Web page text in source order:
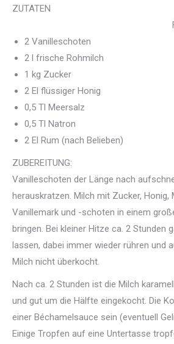
ZUTATEN
2 Vanilleschoten
2 l frische Rohmilch
1 kg Zucker
2 El flüssiger Honig
0,5 Tl Meersalz
0,5 Tl Natron
2 El Rum (nach Belieben)
ZUBEREITUNG:
Vanilleschoten der Länge nach
herauskratzen. Milch mit Zucker, Honig,
Vanillemark und -schoten in einem
bringen. Bei kleiner Hitze ca. 2 Stunden
lassen, dabei immer wieder rühren und
Milch nicht überkocht.
Nach ca. 2 Stunden ist die Milch
und gut um die Hälfte eingekocht. Die
einer Béchamelsauce sein (eventuell
Einige Tropfen auf eine Untertasse